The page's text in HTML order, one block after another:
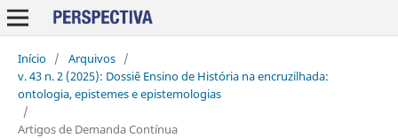
Início / Arquivos /
v. 43 n. 2 (2025): Dossiê Ensino de História na encruzilhada:
ontologia, epistemes e epistemologias
/
Artigos de Demanda Contínua